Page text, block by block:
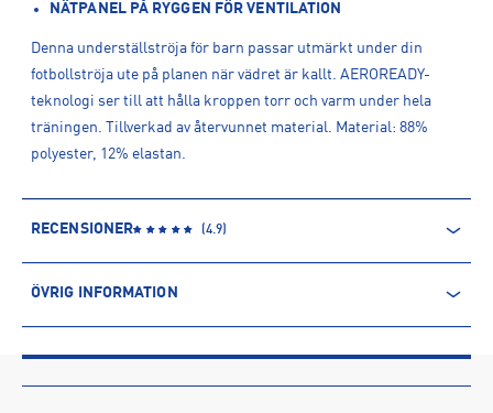
NÄTPANEL PÅ RYGGEN FÖR VENTILATION
Denna underställströja för barn passar utmärkt under din
fotbollströja ute på planen när vädret är kallt. AEROREADY-
teknologi ser till att hålla kroppen torr och varm under hela
träningen. Tillverkad av återvunnet material. Material: 88%
polyester, 12% elastan.
RECENSIONER (4.9)
ÖVRIG INFORMATION
Produktnummer: 1488423
Leverantörens produktnummer: GN5713
Artikelnummer: 148842301-WHITE